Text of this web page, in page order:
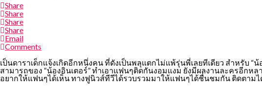
Share
Share
Share
Share
Email
Comments
เป็นดาราเด็กแจ้งเกิดอีกหนึ่งคน ที่ดังเป็นพลุแตกไม่แพ้รุ่นพี่เลยทีเดียว สำหรับ “
สามารถของ “น้องอินเตอร์” ทำเอาแฟนๆติดกันงอมแงม ยังมีผลงานละครอีกห
อยากให้แฟนๆได้เห็น ทางฟูนิวส์ทีวีได้รวบรวมมาให้แฟนๆได้ชื่นชมกัน ติดตามไ